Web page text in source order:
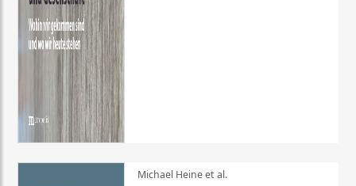
Michael Heine et al.